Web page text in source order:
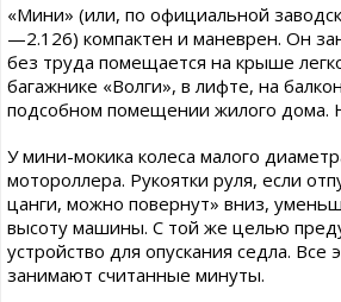
«Мини» (или, по официальной
—2.126) компактен и маневрен. Он
без труда помещается на крыше
багажнике «Волги», в лифте, на
подсобном помещении жилого дома.
У мини-мокика колеса малого
мотороллера. Рукоятки руля, если
цанги, можно повернут» вниз,
высоту машины. С той же целью
устройство для опускания седла. Все
занимают считанные минуты.